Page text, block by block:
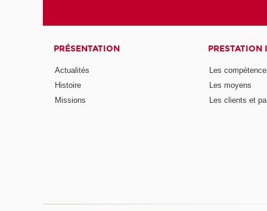
PRÉSENTATION
Actualités
Histoire
Missions
PRESTATION
Les
Les moyens
Les clients et